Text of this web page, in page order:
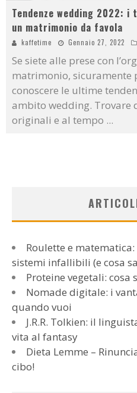
Tendenze wedding 2022: i
un matrimonio da favola
kaffetime Gennaio 27, 2022
Se siete alle prese con
matrimonio, sicuramente
conoscere le ultime
ambito wedding. Trovare
originali e al tempo ...
Roulette e
sistemi infallibili (e cosa
Proteine vegetali: cosa
Nomade digitale: i
quando vuoi
J.R.R. Tolkien: il
vita al fantasy
Dieta Lemme –
cibo!